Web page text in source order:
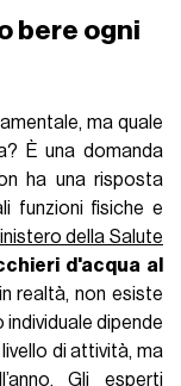
bere ogni
ma quale
È una domanda
ha una risposta
funzioni fisiche e
della Salute
d'acqua al
realtà, non esiste
dipende
di attività, ma
Gli esperti